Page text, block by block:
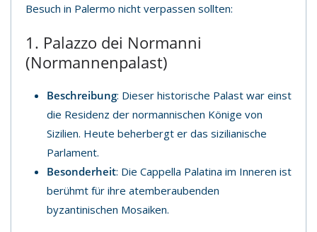
Besuch in Palermo nicht verpassen sollten:
1. Palazzo dei Normanni
(Normannenpalast)
Beschreibung: Dieser historische Palast war einst
die Residenz der normannischen Könige von
Sizilien. Heute beherbergt er das sizilianische
Parlament.
Besonderheit: Die Cappella Palatina im Inneren ist
berühmt für ihre atemberaubenden
byzantinischen Mosaiken.